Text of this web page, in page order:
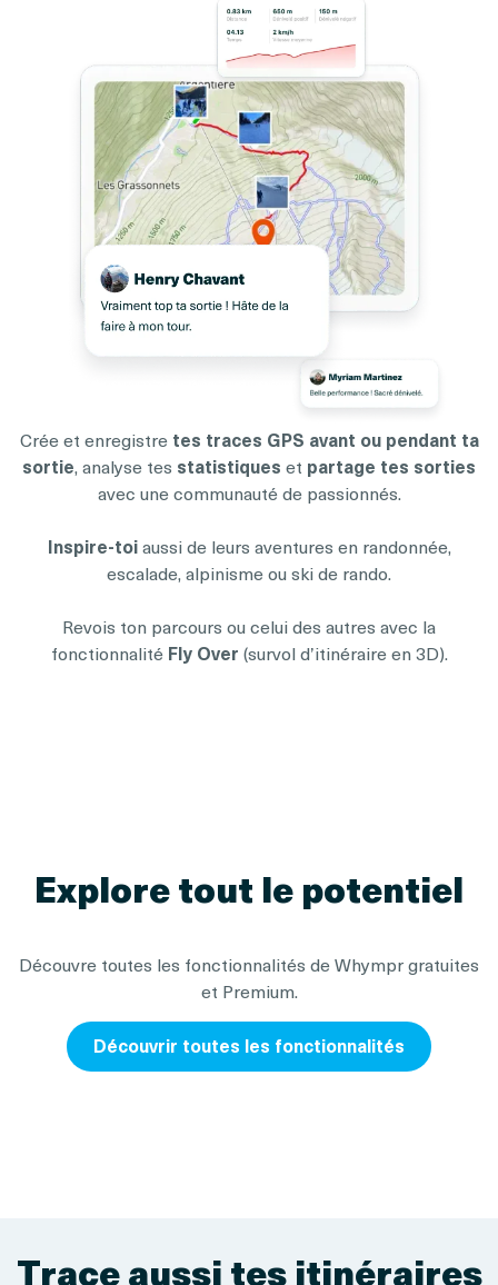
Crée et enregistre tes traces GPS avant ou pendant ta
sortie, analyse tes statistiques et partage tes sorties
avec une communauté de passionnés.
Inspire-toiaussi de leurs aventures en randonnée,
escalade, alpinisme ou ski de rando.
Revois ton parcours ou celui des autres avec la
fonctionnalité Fly Over (survol d’itinéraire en 3D).
Explore tout le potentiel
Découvre toutes les fonctionnalités de Whympr gratuites
et Premium.
Découvrir toutes les fonctionnalités
Trace aussi tes itinéraires